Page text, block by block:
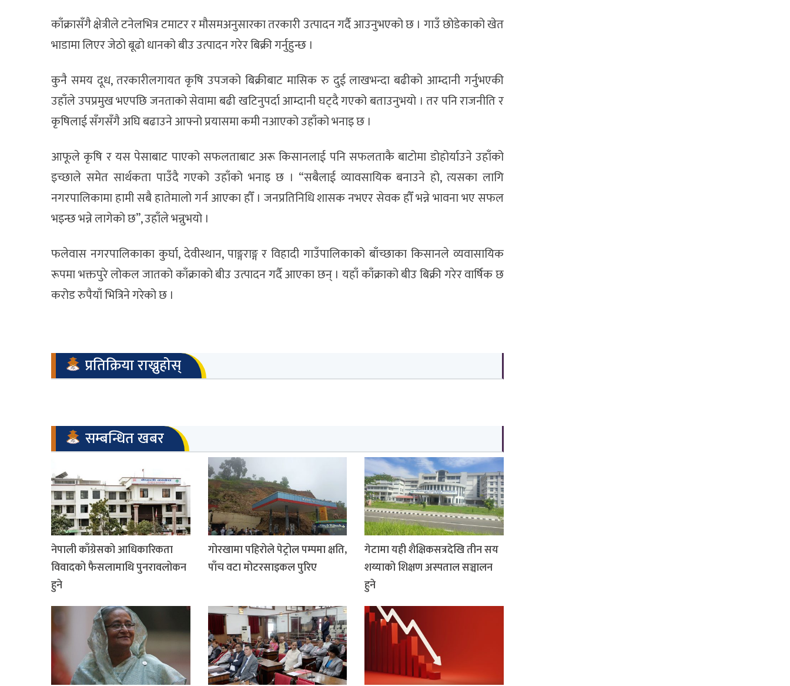
काँक्रासँगै क्षेत्रीले टनेलभित्र टमाटर र मौसमअनुसारका तरकारी उत्पादन गर्दै आउनुभएको छ । गाउँ छोडेकाको खेत
भाडामा लिएर जेठो बूढो धानको बीउ उत्पादन गरेर बिक्री गर्नुहुन्छ ।
कुनै समय दूध, तरकारीलगायत कृषि उपजको बिक्रीबाट मासिक रु दुई लाखभन्दा बढीको आम्दानी गर्नुभएकी
उहाँले उपप्रमुख भएपछि जनताको सेवामा बढी खटिनुपर्दा आम्दानी घट्दै गएको बताउनुभयो । तर पनि राजनीति र
कृषिलाई सँगसँगै अघि बढाउने आफ्नो प्रयासमा कमी नआएको उहाँको भनाइ छ ।
आफूले कृषि र यस पेसाबाट पाएको सफलताबाट अरू किसानलाई पनि सफलताकै बाटोमा डोहोर्याउने उहाँको
इच्छाले समेत सार्थकता पाउँदै गएको उहाँको भनाइ छ । “सबैलाई व्यावसायिक बनाउने हो, त्यसका लागि
नगरपालिकामा हामी सबै हातेमालो गर्न आएका हौँ । जनप्रतिनिधि शासक नभएर सेवक हौँ भन्ने भावना भए सफल
भइन्छ भन्ने लागेको छ”, उहाँले भन्नुभयो ।
फलेवास नगरपालिकाका कुर्घा, देवीस्थान, पाङ्गराङ्ग र विहादी गाउँपालिकाको बाँच्छाका किसानले व्यवासायिक
रूपमा भक्तपुरे लोकल जातको काँक्राको बीउ उत्पादन गर्दै आएका छन् । यहाँ काँक्राको बीउ बिक्री गरेर वार्षिक छ
करोड रुपैयाँ भित्रिने गरेको छ ।
प्रतिक्रिया राख्नुहोस्
सम्बन्धित खबर
नेपाली काँग्रेसको आधिकारिकता
विवादको फैसलामाथि पुनरावलोकन
हुने
गोरखामा पहिरोले पेट्रोल पम्पमा क्षति,
पाँच वटा मोटरसाइकल पुरिए
गेटामा यही शैक्षिकसत्रदेखि तीन सय
शय्याको शिक्षण अस्पताल सञ्चालन
हुने